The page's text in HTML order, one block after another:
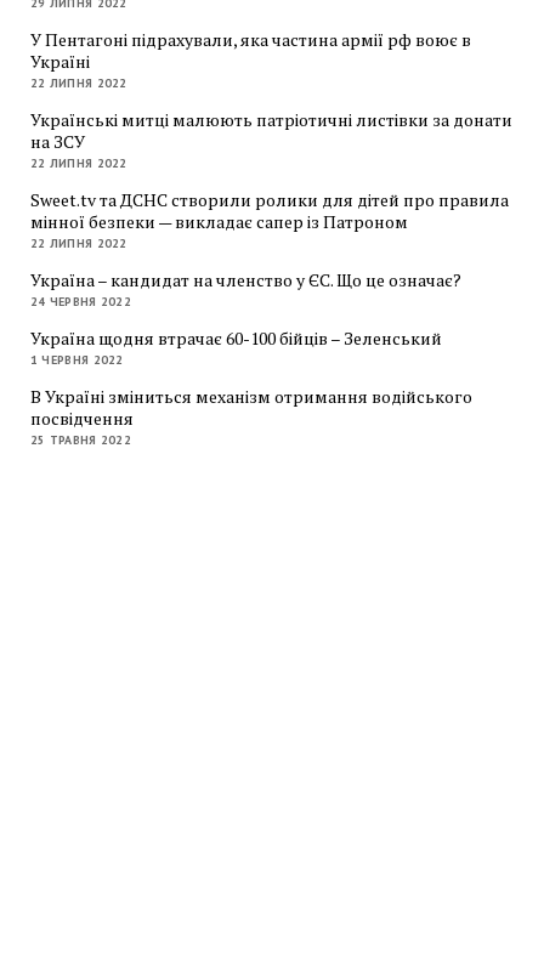
У Пентагоні підрахували, яка частина армії рф воює в
Україні
22 ЛИПНЯ 2022
Українські митці малюють патріотичні листівки за донати
на ЗСУ
22 ЛИПНЯ 2022
Sweet.tv та ДСНС створили ролики для дітей про правила
мінної безпеки — викладає сапер із Патроном
22 ЛИПНЯ 2022
Україна – кандидат на членство у ЄС. Що це означає?
24 ЧЕРВНЯ 2022
Україна щодня втрачає 60-100 бійців – Зеленський
1 ЧЕРВНЯ 2022
В Україні зміниться механізм отримання водійського
посвідчення
25 ТРАВНЯ 2022